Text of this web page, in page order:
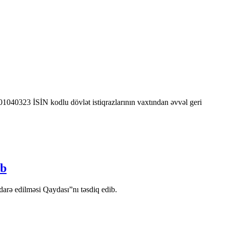
İSİN kodlu dövlət istiqrazlarının vaxtından əvvəl geri
edilməsi Qaydası”nı təsdiq edib.